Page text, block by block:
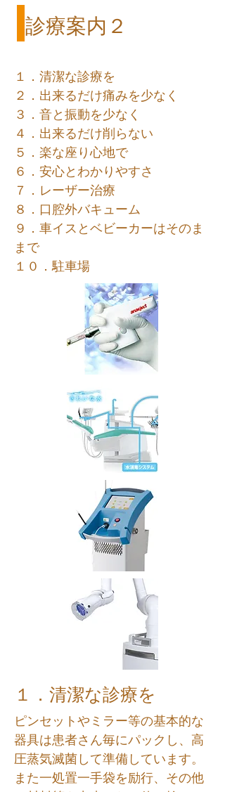
診療案内２
１．清潔な診療を
２．出来るだけ痛みを少なく
３．音と振動を少なく
４．出来るだけ削らない
５．楽な座り心地で
６．安心とわかりやすさ
７．レーザー治療
８．口腔外バキューム
９．車イスとベビーカーはそのま
まで
１０．駐車場
１．清潔な診療を
ピンセットやミラー等の基本的な
器具は患者さん毎にパックし、高
圧蒸気滅菌して準備しています。
また一処置一手袋を励行、その他